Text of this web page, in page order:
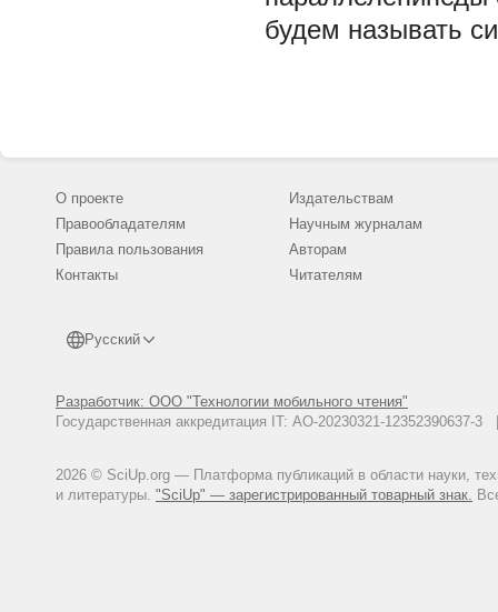
будем называть
О проекте
Правообладателям
Правила пользования
Контакты
Русский
Разработчик: ООО "Технологии мобильного чтения"
Государственная аккредитация IT: АО-20230321-
2026 © SciUp.org — Платформа публикаций в области науки,
и литературы. "SciUp" — зарегистрированный товарный знак.
Издательствам
Научным журналам
Авторам
Читателям